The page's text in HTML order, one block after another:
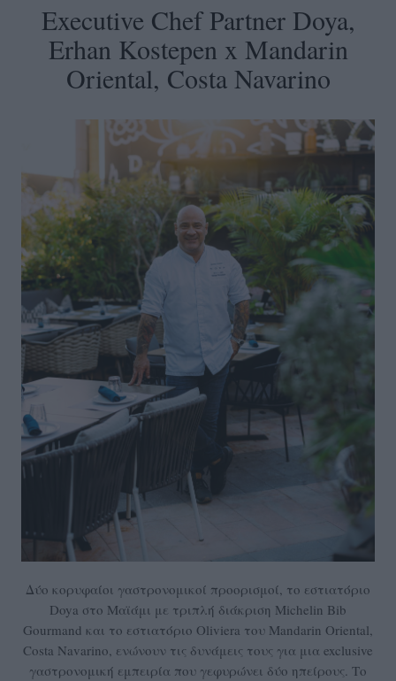
Executive Chef Partner Doya,
Erhan Kostepen x Mandarin
Oriental, Costa Navarino
Δύο κορυφαίοι γαστρονομικοί προορισμοί, το εστιατόριο
Doya στο Μαϊάμι με τριπλή διάκριση Michelin Bib
Gourmand και το εστιατόριο Oliviera του Mandarin Oriental,
Costa Navarino, ενώνουν τις δυνάμεις τους για μια exclusive
γαστρονομική εμπειρία που γεφυρώνει δύο ηπείρους. Το